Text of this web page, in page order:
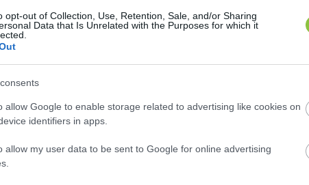
opt-out of Collection, Use, Retention, Sale, and/or Sharing
Data that Is Unrelated with the Purposes for which it
allow Google to enable storage related to advertising like cookies on
identifiers in apps.
allow my user data to be sent to Google for online advertising
idősotthon van, ezek vegyesen állami, magán,
a vegyes indexálású nyugdíjszámítás